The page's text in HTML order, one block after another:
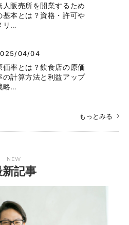
人販売所を開業するため
基本とは？資格・許可や
リ…
04/04
価率とは？飲食店の原価
の計算方法と利益アップ
略…
もっとみる
NEW
新記事